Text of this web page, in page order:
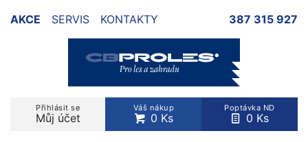
AKCE SERVIS KONTAKTY 387 315 927
Přihlásit se
Můj účet
Váš nákup
0 Ks
Poptávka ND
0 Ks